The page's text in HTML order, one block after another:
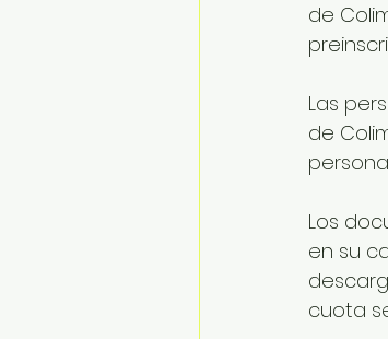
de
Las
de
Los
en su
cuota